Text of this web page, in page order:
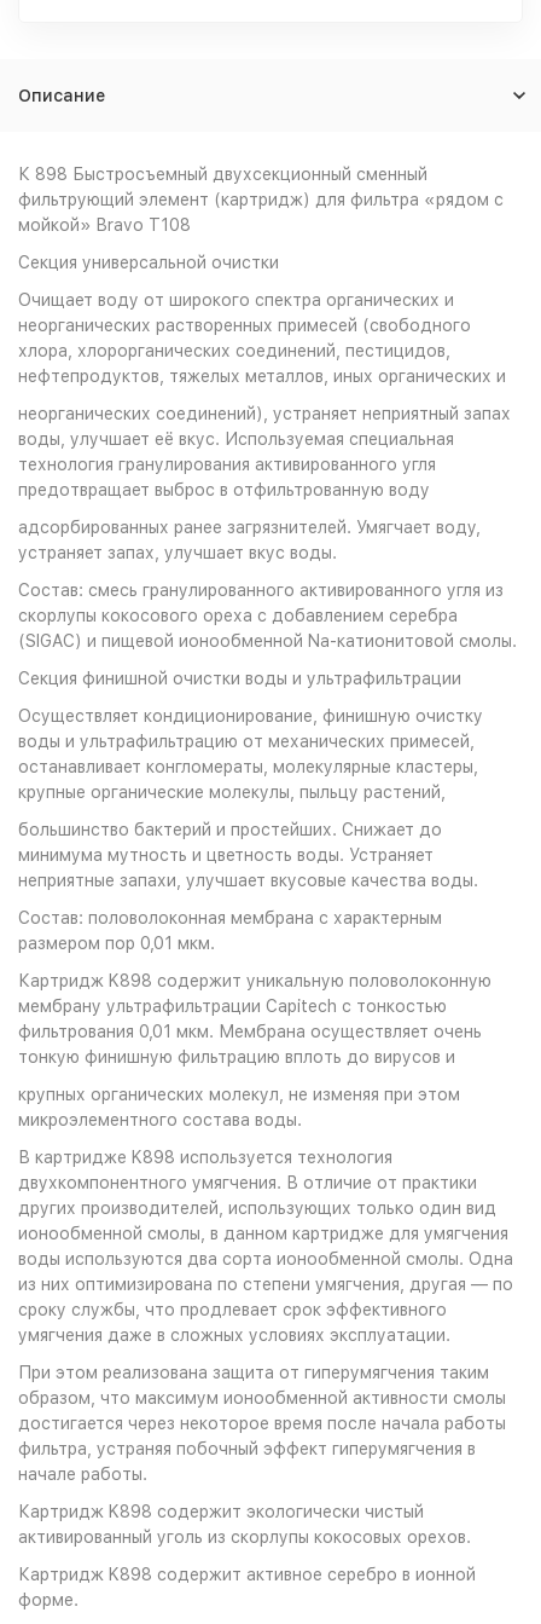
Описание
К 898 Быстросъемный двухсекционный сменный
фильтрующий элемент (картридж) для фильтра «рядом с
мойкой» Bravo T108
Секция универсальной очистки
Очищает воду от широкого спектра органических и
неорганических растворенных примесей (свободного
хлора, хлорорганических соединений, пестицидов,
нефтепродуктов, тяжелых металлов, иных органических и
неорганических соединений), устраняет неприятный запах
воды, улучшает её вкус. Используемая специальная
технология гранулирования активированного угля
предотвращает выброс в отфильтрованную воду
адсорбированных ранее загрязнителей. Умягчает воду,
устраняет запах, улучшает вкус воды.
Состав: смесь гранулированного активированного угля из
скорлупы кокосового ореха с добавлением серебра
(SIGAC) и пищевой ионообменной Na-катионитовой смолы.
Секция финишной очистки воды и ультрафильтрации
Осуществляет кондиционирование, финишную очистку
воды и ультрафильтрацию от механических примесей,
останавливает конгломераты, молекулярные кластеры,
крупные органические молекулы, пыльцу растений,
большинство бактерий и простейших. Снижает до
минимума мутность и цветность воды. Устраняет
неприятные запахи, улучшает вкусовые качества воды.
Состав: половолоконная мембрана с характерным
размером пор 0,01 мкм.
Картридж K898 содержит уникальную половолоконную
мембрану ультрафильтрации Capitech с тонкостью
фильтрования 0,01 мкм. Мембрана осуществляет очень
тонкую финишную фильтрацию вплоть до вирусов и
крупных органических молекул, не изменяя при этом
микроэлементного состава воды.
В картридже K898 используется технология
двухкомпонентного умягчения. В отличие от практики
других производителей, использующих только один вид
ионообменной смолы, в данном картридже для умягчения
воды используются два сорта ионообменной смолы. Одна
из них оптимизирована по степени умягчения, другая — по
сроку службы, что продлевает срок эффективного
умягчения даже в сложных условиях эксплуатации.
При этом реализована защита от гиперумягчения таким
образом, что максимум ионообменной активности смолы
достигается через некоторое время после начала работы
фильтра, устраняя побочный эффект гиперумягчения в
начале работы.
Картридж K898 содержит экологически чистый
активированный уголь из скорлупы кокосовых орехов.
Картридж K898 содержит активное серебро в ионной
форме.